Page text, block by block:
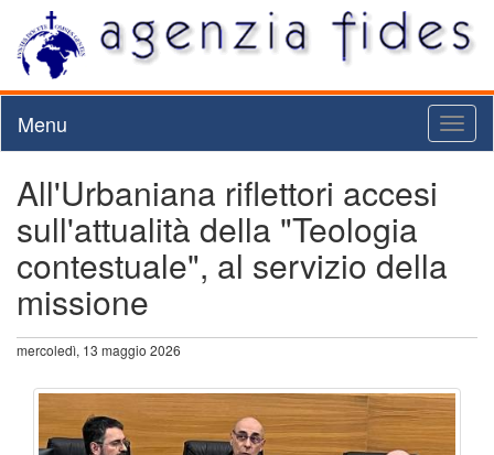
Menu
All'Urbaniana riflettori accesi
sull'attualità della "Teologia
contestuale", al servizio della
missione
mercoledì, 13 maggio 2026